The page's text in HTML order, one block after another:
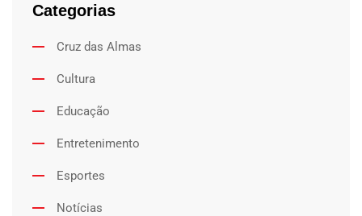
Categorias
Cruz das Almas
Cultura
Educação
Entretenimento
Esportes
Notícias